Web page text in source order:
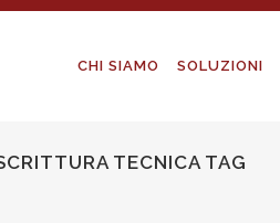
CHI SIAMO SOLUZIONI
TECNICA TAG